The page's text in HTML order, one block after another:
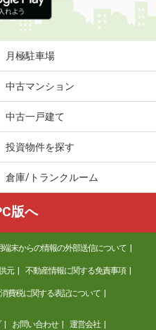
月極駐車場
中古マンション
中古一戸建て
投資物件を探す
倉庫/トランクルーム
版へ
端末からの情報の外部送信について
元 不動産情報に関する免責事項
消費税に関する表記について
お問い合わせ 運営会社